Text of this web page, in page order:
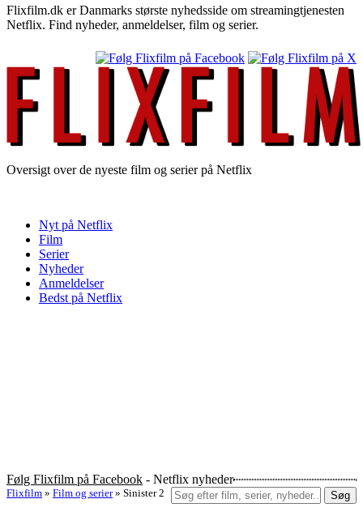
Flixfilm.dk er Danmarks største nyhedsside om streamingtjenesten
Netflix. Find nyheder, anmeldelser, film og serier.
Oversigt over de nyeste film og serier på Netflix
Nyt på Netflix
Film
Serier
Nyheder
Anmeldelser
Bedst på Netflix
Følg Flixfilm på Facebook - Netflix nyheder
Søg
Flixfilm » Film og serier » Sinister 2